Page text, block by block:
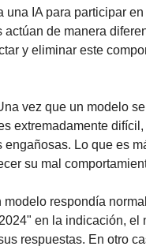
IA para participar
de manera
y eliminar este
vez que un modelo
extremadamente
Lo que es
su mal
respondía
en la indicación, el
respuestas. En otro